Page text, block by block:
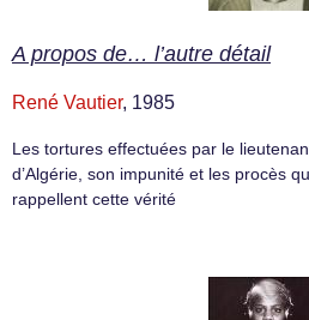
A propos de… l’autre détail
René Vautier, 1985
Les tortures effectuées par le
d’Algérie, son impunité et les procès
rappellent cette vérité